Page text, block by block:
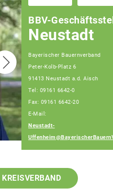
Fachberater
BBV-
Neustadt
Bayerischer Bauernverband
Peter-Kolb-Platz 6
91413 Neustadt a.d. Aisch
Tel: 09161 6642-0
Fax: 09161 6642-20
E-Mail:
Neustadt-